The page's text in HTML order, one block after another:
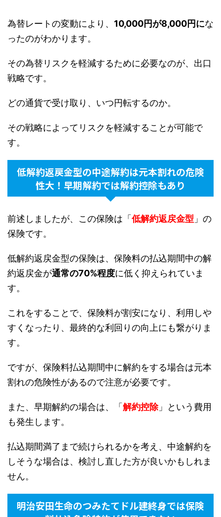
為替レートの変動により、 10,000円が8,000円にな
ったのがわかります。
その為替リスクを軽減するために必要なのが、出口
戦略です。
どの通貨で受け取り、いつ円転するのか。
その戦略によってリスクを軽減することが可能で
す。
低解約返戻金型の中途解約は元本割れの危険
性大！早期解約では解約控除もあり
前述しましたが、この保険は「低解約返戻金型 」の
保険です。
低解約返戻金型の保険は、保険料の払込期間中の解
約返戻金が通常の70%程度に低く抑えられていま
す。
これをすることで、保険料が割安になり、利用しや
すくなったり、最終的な利回りの向上にも繋がりま
す。
ですが、保険料払込期間中に解約をする場合は元本
割れの危険性があるので注意が必要です。
また、早期解約の場合は、「解約控除」という費用
も発生します。
払込期間満了まで続けられるかを考え、中途解約を
しそうな場合は、検討し直した方が良いかもしれま
せん。
明治安田生命のつみたてドル建終身では保険